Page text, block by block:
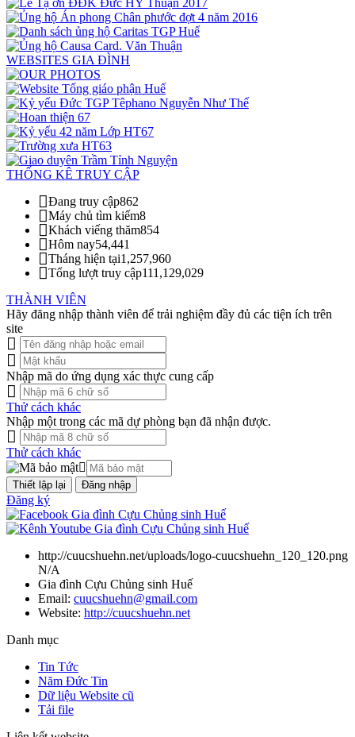
WEBSITES GIA ĐÌNH
THỐNG KÊ TRUY CẬP
Đang truy cập862
Máy chủ tìm kiếm8
Khách viếng thăm854
Hôm nay54,441
Tháng hiện tại1,257,960
Tổng lượt truy cập111,129,029
THÀNH VIÊN
Hãy đăng nhập thành viên để trải nghiệm đầy đủ các tiện ích trên
site
Nhập mã do ứng dụng xác thực cung cấp
Thử cách khác
Nhập một trong các mã dự phòng bạn đã nhận được.
Thử cách khác
Đăng nhập
Đăng ký
http://cuucshuehn.net/uploads/logo-cuucshuehn_120_120.png
N/A
Gia đình Cựu Chủng sinh Huế
Email: cuucshuehn@gmail.com
Website: http://cuucshuehn.net
Danh mục
Tin Tức
Năm Đức Tin
Dữ liệu Website cũ
Tải file